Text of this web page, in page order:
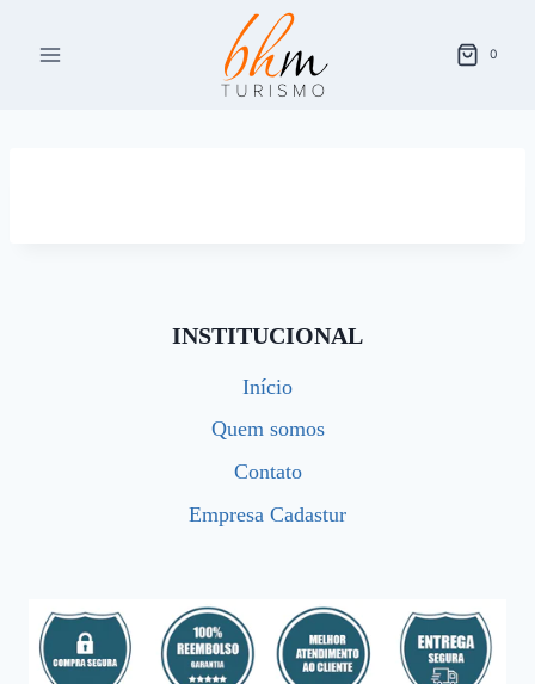
para
0
INSTITUCIONAL
Início
Quem somos
Contato
Empresa Cadastur